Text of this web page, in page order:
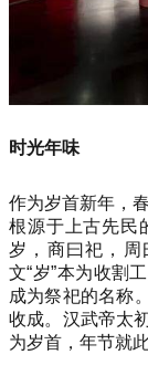
时光年味
作为岁首新年，
根源于上古先民
岁，商曰祀，周
文“岁”本为收割
成为祭祀的名称
收成。汉武帝太
为岁首，年节就